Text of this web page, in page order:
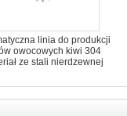
linia do produkcji
owocowych kiwi 304
ze stali nierdzewnej